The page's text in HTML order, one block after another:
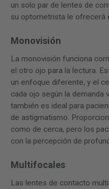
un solo par de lentes de
su optometrista le ofrecerá
Monovisión
La monovisión funciona
el otro ojo para la lectura.
un enfoque diferente, y el
cada ojo según la demanda
también es ideal para
de astigmatismo.
como de cerca, pero los
con la percepción de
Multifocales
Las lentes de contacto